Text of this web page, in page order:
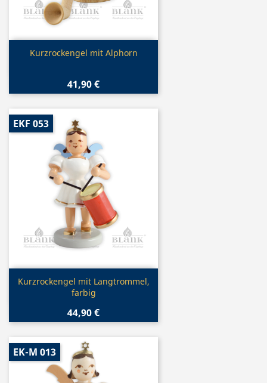
Vorschau
Kurzrockengel mit Alphorn
41,90 €
Vorschau
Kurzrockengel mit Langtrommel,
farbig
44,90 €
EKF 053
EK-M 013